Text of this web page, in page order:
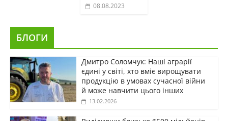
08.08.2023
БЛОГИ
Дмитро Соломчук: Наші аграрії
єдині у світі, хто вміє вирощувати
продукцію в умовах сучасної війни
й може навчити цього інших
13.02.2026